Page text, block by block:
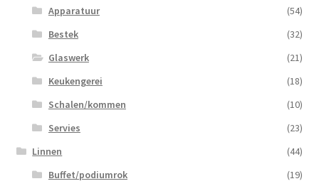
Apparatuur
(54)
Bestek
(32)
Glaswerk
(21)
Keukengerei
(18)
Schalen/kommen
(10)
Servies
(23)
Linnen
(44)
Buffet/podiumrok
(19)